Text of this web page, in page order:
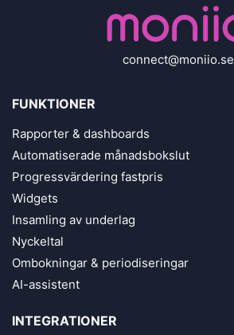
connect@moniio.se
FUNKTIONER
Rapporter & dashboards
Automatiserade månadsbokslut
Progressvärdering fastpris
Widgets
Insamling av underlag
Nyckeltal
Ombokningar & periodiseringar
AI-assistent
INTEGRATIONER